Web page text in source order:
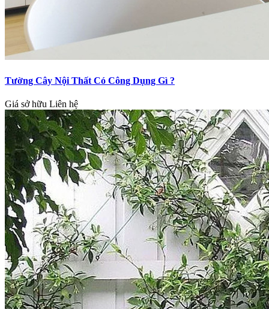
Tường Cây Nội Thất Có Công Dụng Gì ?
Giá sở hữu Liên hệ